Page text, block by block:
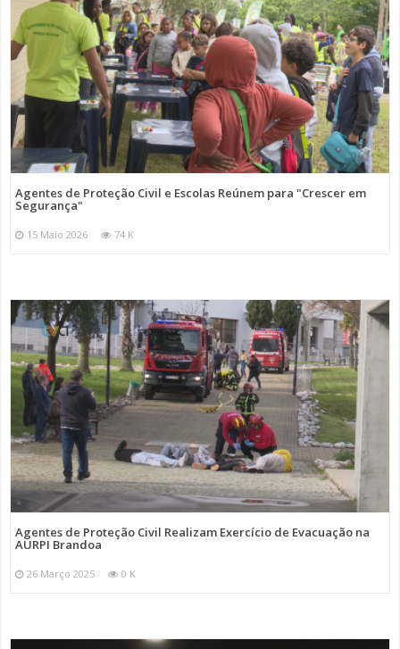
Agentes de Proteção Civil e Escolas Reúnem para "Crescer em
Segurança"
15 Maio 2026 74 K
Agentes de Proteção Civil Realizam Exercício de Evacuação na
AURPI Brandoa
26 Março 2025 0 K